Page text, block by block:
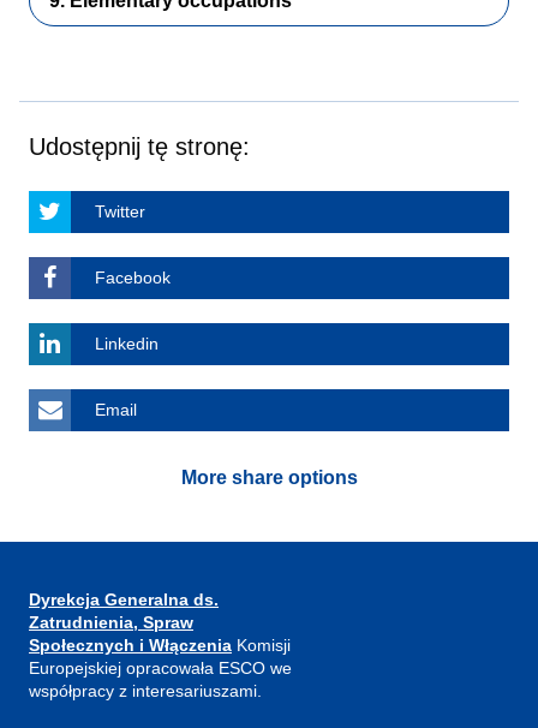
Udostępnij tę stronę:
Twitter
Facebook
Linkedin
Email
More share options
Dyrekcja Generalna ds.
Zatrudnienia, Spraw
Społecznych i Włączenia Komisji
Europejskiej opracowała ESCO we
współpracy z interesariuszami.